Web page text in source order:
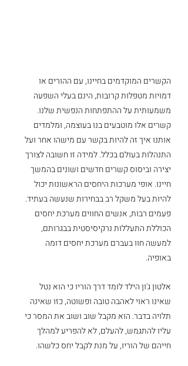
הקשרים המוקדמים בחיינו, עם ההורים או
דמויות מטפלות קרובות, הינם בעלי השפעה
משמעותית על ההתפתחות הנפשית שלנו.
קשרים אלו מוטבעים בנו בעוצמה, ומלמדים
אותנו איך זה להיות בקשר עם מישהו אחר ועל
התנהלות בעולם בכלל. למידה זו חשובה לצורך
יצירה וביסוס קשרים חדשים ושונים בהמשך
חיינו. אופי מערכות היחסים הראשונות יכול
להיות בעל משקל רב בבחירות שנעשה בעתיד.
פעמים רבות, אנשים החווים מערכת יחסים
הכוללת התעללות נרקיסיסטית בבגרותם,
למעשה חוו בעברם מערכת יחסים דומה
באופיה.
אלטון ג'ון הילד לומד דרך הוריו כי הוא נטל
שאינו ראוי לאהבה טובה ופשוטה, כזו שאינה
תלויה בדבר. הוא מקבל שוב ושוב את המסר כי
עליו להתגמש, להעלם, לא להפריע למהלך
חייהם של הוריו, על מנת לקבל יחס כלשהו.